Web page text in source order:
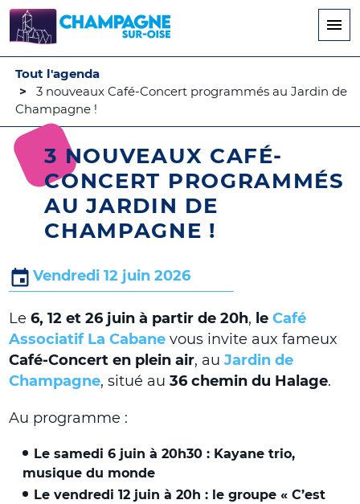
Tout l'agenda
3 nouveaux Café-Concert programmés au Jardin de
Champagne !
3 NOUVEAUX CAFÉ-
CONCERT PROGRAMMÉS
AU JARDIN DE
CHAMPAGNE !
Vendredi 12 juin 2026
Le6, 12 et 26 juin à partir de 20h, leCafé
Associatif La Cabane vous invite aux fameux
Café-Concert en plein air, auJardin de
Champagne, situé au36 chemin du Halage.
Au programme :
Le samedi 6 juin à 20h30 : Kayane trio,
musique du monde
Le vendredi 12 juin à 20h : le groupe « C’est